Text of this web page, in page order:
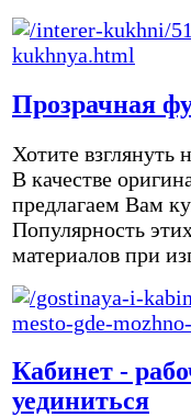
Прозрачная
Хотите
В качестве
предлагаем Вам
Популярность
материалов при
Кабинет -
уединиться